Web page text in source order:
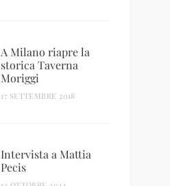
A Milano riapre la
storica Taverna
Moriggi
17 SETTEMBRE 2018
Intervista a Mattia
Pecis